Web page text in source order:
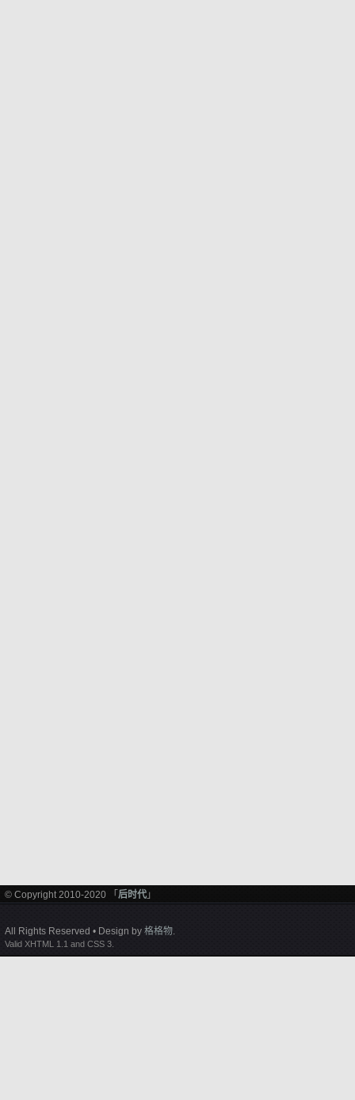
© Copyright 2010-2020 「 后时代 」
All Rights Reserved • Design by 格格物.
Valid XHTML 1.1 and CSS 3.